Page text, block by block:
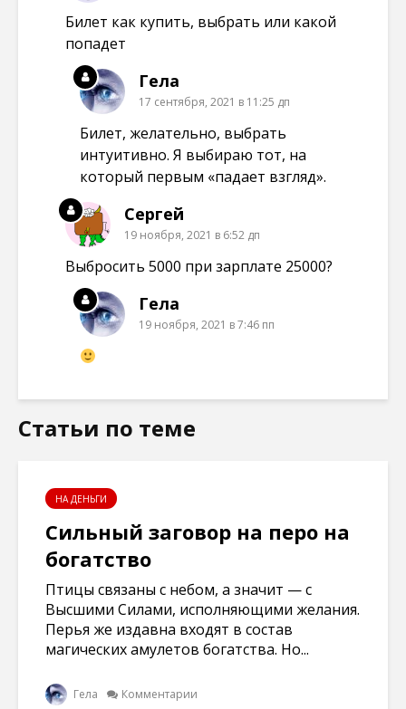
Билет как купить, выбрать или какой
попадет
Гела
17 сентября, 2021 в 11:25 дп
Билет, желательно, выбрать
интуитивно. Я выбираю тот, на
который первым «падает взгляд».
Сергей
19 ноября, 2021 в 6:52 дп
Выбросить 5000 при зарплате 25000?
Гела
19 ноября, 2021 в 7:46 пп
Статьи по теме
НА ДЕНЬГИ
Сильный заговор на перо на
богатство
Птицы связаны с небом, а значит — с
Высшими Силами, исполняющими желания.
Перья же издавна входят в состав
магических амулетов богатства. Но...
Гела Комментарии